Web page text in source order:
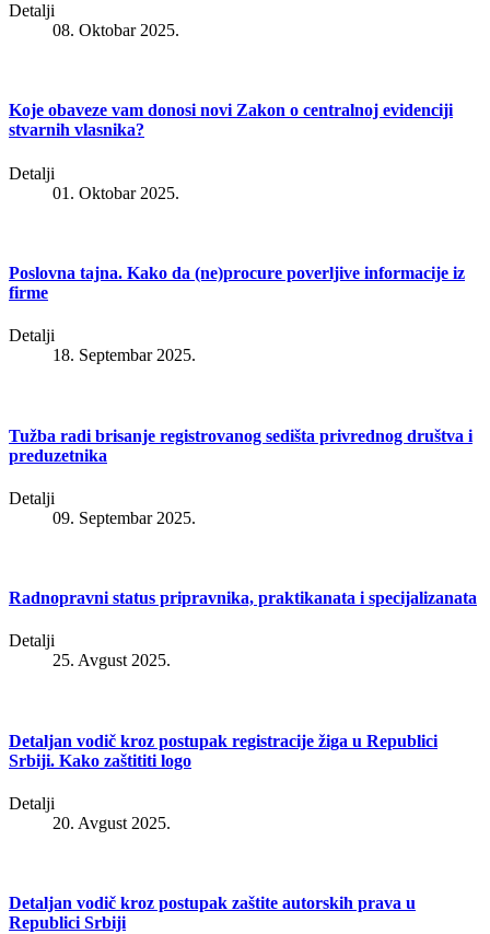
Detalji
08. Oktobar 2025.
Koje obaveze vam donosi novi Zakon o centralnoj evidenciji
stvarnih vlasnika?
Detalji
01. Oktobar 2025.
Poslovna tajna. Kako da (ne)procure poverljive informacije iz
firme
Detalji
18. Septembar 2025.
Tužba radi brisanje registrovanog sedišta privrednog društva i
preduzetnika
Detalji
09. Septembar 2025.
Radnopravni status pripravnika, praktikanata i specijalizanata
Detalji
25. Avgust 2025.
Detaljan vodič kroz postupak registracije žiga u Republici
Srbiji. Kako zaštititi logo
Detalji
20. Avgust 2025.
Detaljan vodič kroz postupak zaštite autorskih prava u
Republici Srbiji